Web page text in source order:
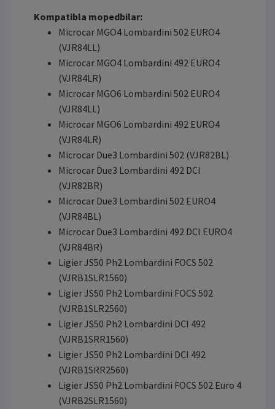
Kompatibla mopedbilar:
Microcar MGO4 Lombardini 502 EURO4
(VJR84LL)
Microcar MGO4 Lombardini 492 EURO4
(VJR84LR)
Microcar MGO6 Lombardini 502 EURO4
(VJR84LL)
Microcar MGO6 Lombardini 492 EURO4
(VJR84LR)
Microcar Due3 Lombardini 502 (VJR82BL)
Microcar Due3 Lombardini 492 DCI
(VJR82BR)
Microcar Due3 Lombardini 502 EURO4
(VJR84BL)
Microcar Due3 Lombardini 492 DCI EURO4
(VJR84BR)
Ligier JS50 Ph2 Lombardini FOCS 502
(VJRB1SLR1560)
Ligier JS50 Ph2 Lombardini FOCS 502
(VJRB1SLR2560)
Ligier JS50 Ph2 Lombardini DCI 492
(VJRB1SRR1560)
Ligier JS50 Ph2 Lombardini DCI 492
(VJRB1SRR2560)
Ligier JS50 Ph2 Lombardini FOCS 502 Euro 4
(VJRB2SLR1560)